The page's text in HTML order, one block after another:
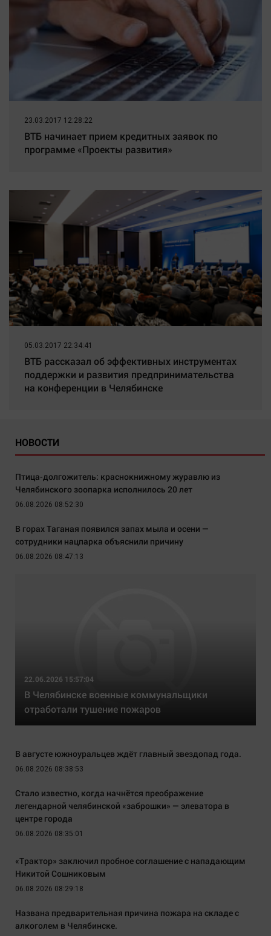
23.03.2017 12:28:22
ВТБ начинает прием кредитных заявок по
программе «Проекты развития»
05.03.2017 22:34:41
ВТБ рассказал об эффективных инструментах
поддержки и развития предпринимательства
на конференции в Челябинске
НОВОСТИ
Птица-долгожитель: краснокнижному журавлю из
Челябинского зоопарка исполнилось 20 лет
06.08.2026 08:52:30
В горах Таганая появился запах мыла и осени —
сотрудники нацпарка объяснили причину
06.08.2026 08:47:13
22.06.2026 15:57:04
В Челябинске военные коммунальщики
отработали тушение пожаров
В августе южноуральцев ждёт главный звездопад года.
06.08.2026 08:38:53
Стало известно, когда начнётся преображение
легендарной челябинской «заброшки» — элеватора в
центре города
06.08.2026 08:35:01
«Трактор» заключил пробное соглашение с нападающим
Никитой Сошниковым
06.08.2026 08:29:18
Названа предварительная причина пожара на складе с
алкоголем в Челябинске.